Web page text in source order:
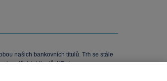
našich bankovních titulů. Trh se stále
klientů. KB si po